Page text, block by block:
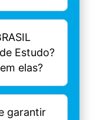
Estudo?
elas?
garantir